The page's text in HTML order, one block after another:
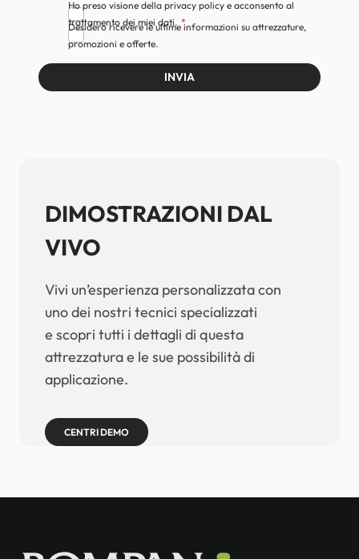
Ho preso visione della privacy policy e acconsento al
trattamento dei miei dati.
Desidero ricevere le ultime informazioni su attrezzature,
promozioni e offerte.
INVIA
DIMOSTRAZIONI DAL
VIVO
Vivi un’esperienza personalizzata con
uno dei nostri tecnici specializzati
e scopri tutti i dettagli di questa
attrezzatura e le sue possibilità di
applicazione.
CENTRI DEMO